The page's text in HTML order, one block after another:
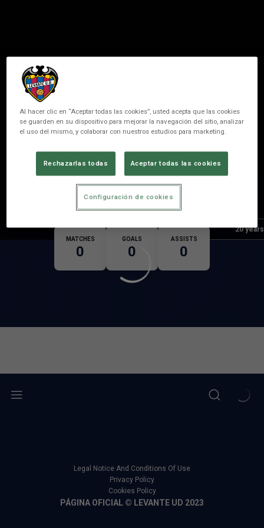
11
K. TUNDE
POSITION
MIDFIELDER
Birth
Age 20 years
MATCHES
0
GOALS
0
ASSISTS
0
Legal Notice And Conditions Of Use
Privacy Policy
Cookies Policy
PÁGINA OFICIAL © LEVANTE UD 2023
Al hacer clic en “Aceptar todas las cookies”, usted acepta que las cookies
se guarden en su dispositivo para mejorar la navegación del sitio, analizar
el uso del mismo, y colaborar con nuestros estudios para marketing.
Rechazarlas todas Aceptar todas las cookies
Configuración de cookies